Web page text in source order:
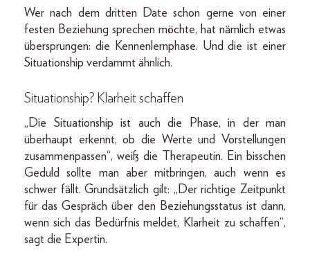
Wer nach dem dritten Date schon gerne von einer
festen Beziehung sprechen möchte, hat nämlich etwas
übersprungen: die Kennenlernphase. Und die ist einer
Situationship verdammt ähnlich.
Situationship? Klarheit schaffen
„Die Situationship ist auch die Phase, in der man
überhaupt erkennt, ob die Werte und Vorstellungen
zusammenpassen“, weiß die Therapeutin. Ein bisschen
Geduld sollte man aber mitbringen, auch wenn es
schwer fällt. Grundsätzlich gilt: „Der richtige Zeitpunkt
für das Gespräch über den Beziehungsstatus ist dann,
wenn sich das Bedürfnis meldet, Klarheit zu schaffen“,
sagt die Expertin.